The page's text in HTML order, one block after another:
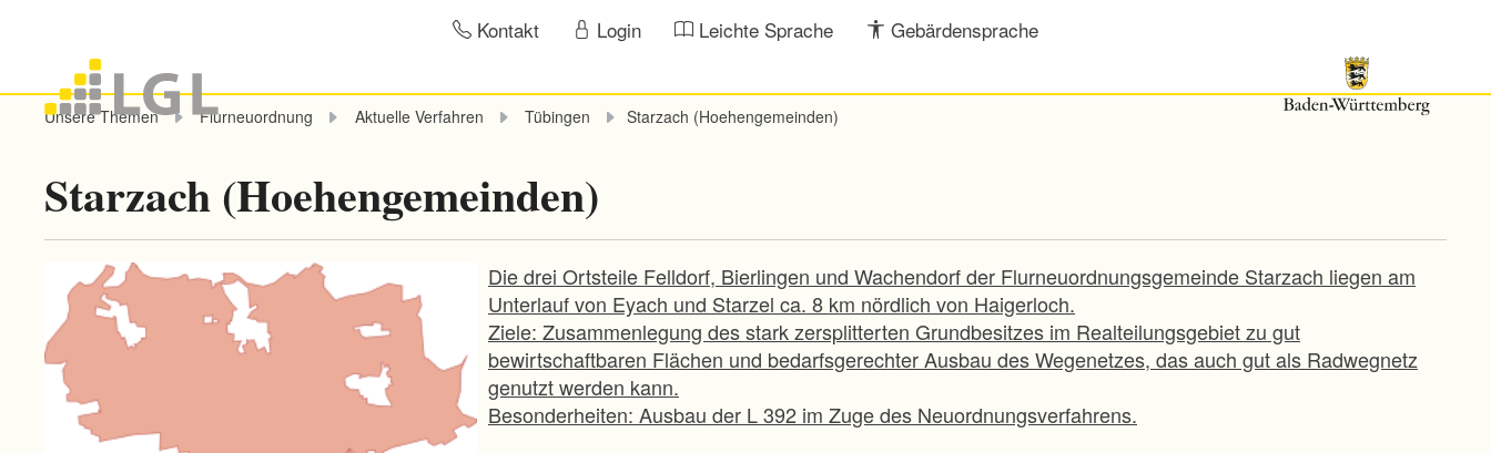
Kontakt Login Leichte Sprache Gebärdensprache
Unsere Themen Flurneuordnung Aktuelle Verfahren Tübingen Starzach (Hoehengemeinden)
Starzach (Hoehengemeinden)
Die drei Ortsteile Felldorf, Bierlingen und Wachendorf der Flurneuordnungsgemeinde Starzach liegen am
Unterlauf von Eyach und Starzel ca. 8 km nördlich von Haigerloch.
Ziele: Zusammenlegung des stark zersplitterten Grundbesitzes im Realteilungsgebiet zu gut
bewirtschaftbaren Flächen und bedarfsgerechter Ausbau des Wegenetzes, das auch gut als Radwegnetz
genutzt werden kann.
Besonderheiten: Ausbau der L 392 im Zuge des Neuordnungsverfahrens.